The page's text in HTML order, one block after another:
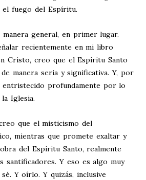
el fuego del Espíritu.
general, en primer lugar.
recientemente en mi libro
Cristo, creo que el Espíritu Santo
manera seria y significativa. Y, por
profundamente por lo
Iglesia.
que el misticismo del
mientras que promete exaltar y
del Espíritu Santo, realmente
santificadores. Y eso es algo muy
Y oírlo. Y quizás, inclusive